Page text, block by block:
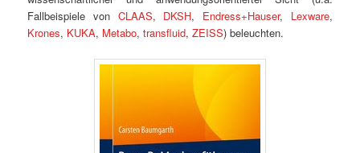
Fallbeispiele von CLAAS, DKSH, Endress+Hauser, Lexware,
Krones, KUKA, Metabo,transfluid,ZEISS) beleuchten.